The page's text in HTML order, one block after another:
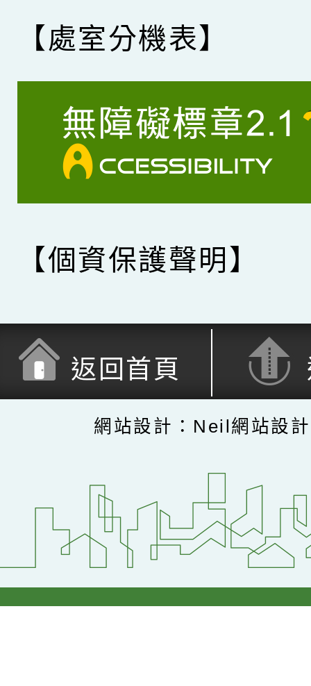
【處室分機表】
【個資保護聲明】
返回首頁
網站設計：Neil網站設